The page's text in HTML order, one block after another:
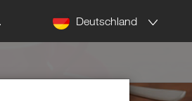
Deutschland